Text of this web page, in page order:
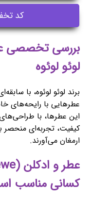
کد
لوئو لوئوه
برند لوئو لوئوه، با
عطرهایی با رایحه‌های
این عطرها، با طراحی‌های
کیفیت، تجربه‌ای منحصر
ارمغان می‌آورند.
کسانی مناسب